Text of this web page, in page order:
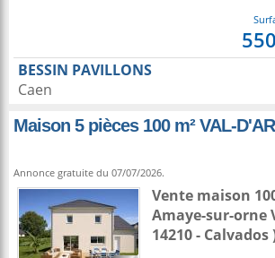
550
BESSIN PAVILLONS
Caen
Maison 5 pièces 100 m² VAL-
Annonce gratuite du 07/07/2026.
Vente maison
Amaye-sur-orne
14210 - Calvados